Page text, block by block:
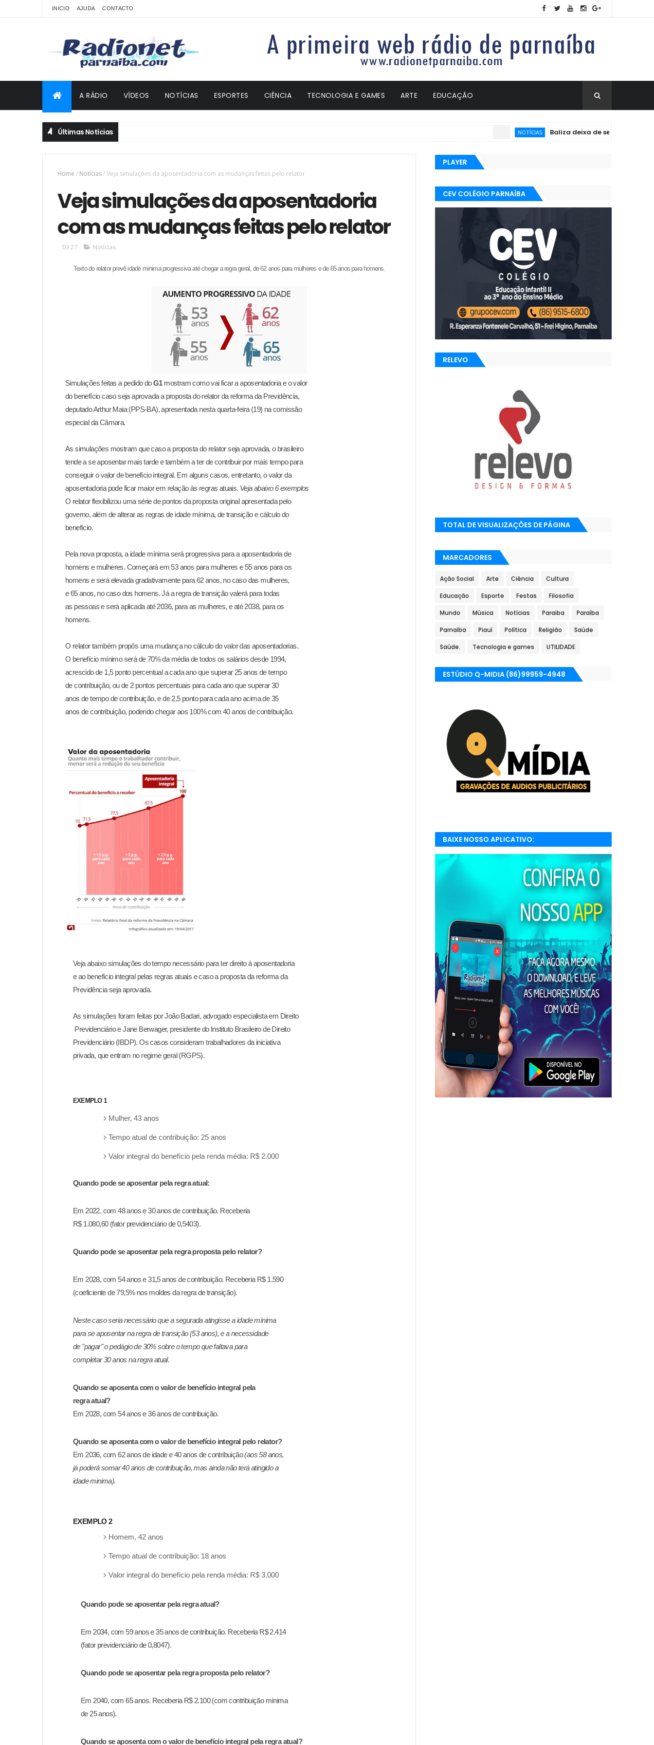
INICIO AJUDA CONTACTO
A RÁDIO VÍDEOS NOTÍCIAS ESPORTES CIÊNCIA TECNOLOGIA E GAMES ARTE EDUCAÇÃO
Últimas Notícias Baliza deixa de ser exigida no exame
Home / Notícias/Veja simulações da aposentadoria com as mudanças feitas pelo relator
Veja simulações da aposentadoria
com as mudanças feitas pelo relator
03:27 Notícias
Texto do relator prevê idade mínima progressiva até chegar a regra geral, de 62 anos para mulheres e de 65 anos para homens.
Simulações feitas a pedido doG1 mostram como vai ficar a aposentadoria e o valor
do benefíciocaso seja aprovada a proposta do relator da reforma da Previdência,
deputado Arthur Maia(PPS-BA), apresentada nesta quarta-feira (19) na comissão
especial da Câmara.
As simulações mostram que caso a proposta do relator seja aprovada, o brasileiro
tende a seaposentar mais tarde e também a ter de contribuir por mais tempo para
conseguir o valor debenefício integral. Em alguns casos, entretanto, o valor da
aposentadoria pode ficar maior em relação às regras atuais. Veja abaixo 6 exemplos
O relator flexibilizou uma série de pontos da proposta original apresentada pelo
governo, além de alterar as regras de idade mínima, de transição e cálculo do
benefício.
Pela nova proposta, a idade mínima será progressiva para a aposentadoria de
homens e mulheres. Começará em 53 anos para mulheres e 55 anos para os
homens e será elevada gradativamente para 62 anos, no caso das mulheres,
e 65 anos, no caso dos homens. Já a regra de transiçãovalerá para todas
as pessoas e será aplicada até 2036, para as mulheres, e até 2038, para os
homens.
O relator também propôs uma mudança no cálculo do valor das aposentadorias.
O benefício mínimo será de 70% da média de todos os salários desde 1994,
acrescido de 1,5 ponto percentuala cada ano que superar 25 anos de tempo
de contribuição, ou de 2 pontos percentuais para cadaano que superar 30
anos de tempo de contribuição, e de 2,5 ponto para cada ano acima de 35
anos de contribuição, podendo chegar aos 100% com 40 anos de contribuição.
Veja abaixo simulações do tempo necessário para ter direito à aposentadoria
e ao benefício integral pelas regras atuais e caso a proposta da reforma da
Previdência seja aprovada.
As simulações foram feitas por João Badari, advogado especialista em Direito
Previdenciário eJane Berwager, presidente do Instituto Brasileiro de Direito
Previdenciário (IBDP). Os casos consideram trabalhadores da iniciativa
privada, que entram no regime geral (RGPS).
EXEMPLO 1
Mulher, 43 anos
Tempo atual de contribuição: 25 anos
Valor integral do benefício pela renda média: R$ 2.000
Quando pode se aposentar pela regra atual:
Em 2022, com 48 anos e 30 anos de contribuição. Receberia
R$ 1.080,60 (fator previdenciáriode 0,5403).
Quando pode se aposentar pela regra proposta pelo relator?
Em 2028, com 54 anos e 31,5 anos de contribuição. Receberia R$ 1.590
(coeficientede 79,5% nos moldes da regra de transição).
Neste caso seria necessário que a segurada atingisse a idade mínima
para se aposentar naregra de transição (53 anos), e a necessidade
de "pagar" o pedágio de 30% sobre o tempoque faltava para
completar 30 anos na regra atual.
Quando se aposenta com o valor de benefício integral pela
regra atual?
Em 2028, com 54 anos e 36 anos de contribuição.
Quando se aposenta com o valor de benefício integral pelo relator?
Em 2036, com 62 anos de idade e 40 anos de contribuição(aos 58 anos,
já poderá somar40 anos de contribuição, mas ainda não terá atingido a
idade minima).
EXEMPLO 2
Homem, 42 anos
Tempo atual de contribuição: 18 anos
Valor integral do benefício pela renda média: R$ 3.000
Quando pode se aposentar pela regra atual?
Em 2034, com 59 anos e 35 anos de contribuição. Receberia R$ 2.414
(fator previdenciáriode 0,8047).
Quando pode se aposentar pela regra proposta pelo relator?
Em 2040, com 65 anos. Receberia R$ 2.100 (com contribuição mínima
de 25 anos).
Quando se aposenta com o valor de benefício integral pela regra atual?
PLAYER
CEV COLÉGIO PARNAÍBA
RELEVO
TOTAL DE VISUALIZAÇÕES DE PÁGINA
MARCADORES
Ação Social Arte Ciência Cultura
Educação Esporte Festas Filosofia
Mundo Música Notícias Paraiba Paraíba
Parnaíba Piauí Política Religião Saúde
Saúde. Tecnologia e games UTILIDADE
ESTÚDIO Q-MIDIA (86)99959-4948
BAIXE NOSSO APLICATIVO:
RADIONETPARNAIBA